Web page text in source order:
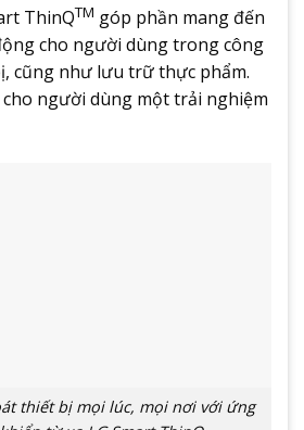
ThinQTM góp phần mang đến
cho người dùng trong công
cũng như lưu trữ thực phẩm.
người dùng một trải nghiệm
thiết bị mọi lúc, mọi nơi với ứng